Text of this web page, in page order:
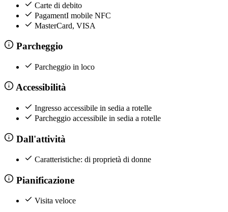
Carte di debito
PagamentI mobile NFC
MasterCard, VISA
Parcheggio
Parcheggio in loco
Accessibilità
Ingresso accessibile in sedia a rotelle
Parcheggio accessibile in sedia a rotelle
Dall'attività
Caratteristiche: di proprietà di donne
Pianificazione
Visita veloce